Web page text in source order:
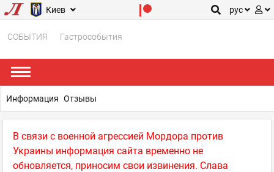
Киев рус
СОБЫТИЯ Гастрособытия
В связи с военной агрессией Мордора против
Украины информация сайта временно не
обновляется, приносим свои извинения. Слава
Информация Отзывы